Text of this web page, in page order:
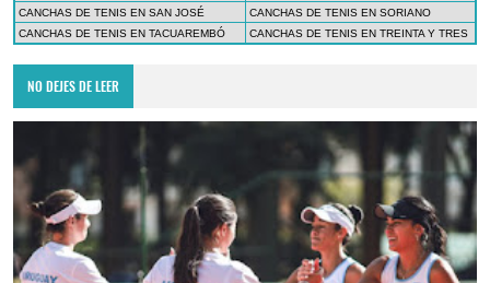
CANCHAS DE TENIS EN SAN JOSÉ
CANCHAS DE TENIS EN SORIANO
CANCHAS DE TENIS EN TACUAREMBÓ
CANCHAS DE TENIS EN TREINTA Y TRES
NO DEJES DE LEER